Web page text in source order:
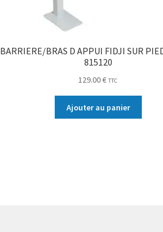
BARRIERE/BRAS D APPUI FIDJI SUR
815120
129.00€ TTC
Ajouter au panier